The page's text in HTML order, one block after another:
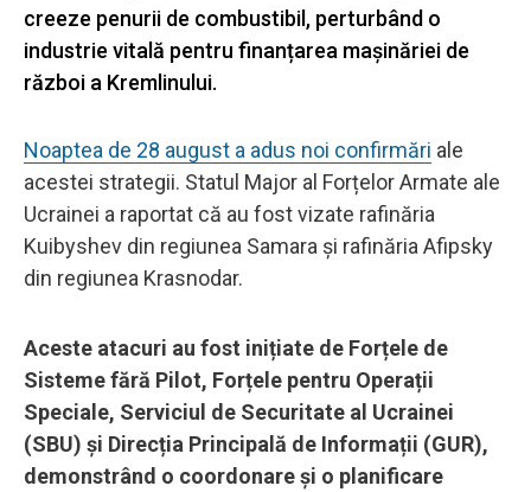
creeze penurii de combustibil, perturbând o
industrie vitală pentru finanțarea mașinăriei de
război a Kremlinului.
Noaptea de 28 august a adus noi confirmări ale
acestei strategii. Statul Major al Forțelor Armate ale
Ucrainei a raportat că au fost vizate rafinăria
Kuibyshev din regiunea Samara și rafinăria Afipsky
din regiunea Krasnodar.
Aceste atacuri au fost inițiate de Forțele de
Sisteme fără Pilot, Forțele pentru Operații
Speciale, Serviciul de Securitate al Ucrainei
(SBU) și Direcția Principală de Informații (GUR),
demonstrând o coordonare și o planificare